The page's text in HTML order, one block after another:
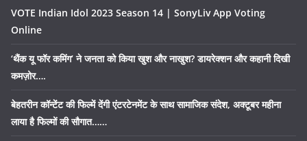
VOTE Indian Idol 2023 Season 14 | SonyLiv App Voting
Online
‘थैंक यू फॉर कमिंग’ ने जनता को किया खुश और नाखुश? डायरेक्शन और कहानी दिखी
कमज़ोर….
बेहतरीन कॉन्टेंट की फिल्में देंगी एंटरटेनमेंट के साथ सामाजिक संदेश, अक्टूबर महीना
लाया है फिल्मों की सौगात……